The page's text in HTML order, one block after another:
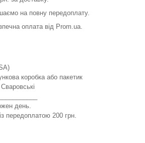
на повну передоплату.
оплата від Prom.ua.
коробка або пакетик
день.
передоплатою 200 грн.